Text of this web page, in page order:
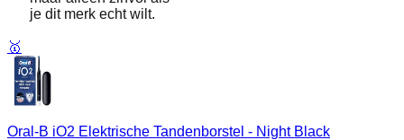
je dit merk echt wilt.
🥇
Oral-B iO2 Elektrische Tandenborstel - Night Black